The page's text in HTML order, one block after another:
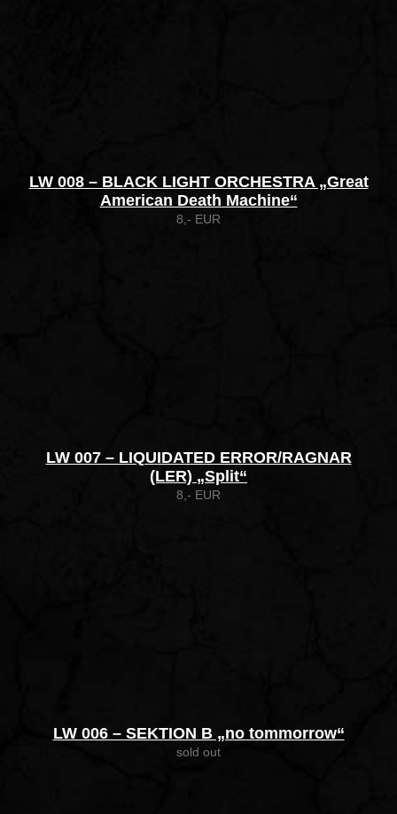
LW 008 – BLACK LIGHT ORCHESTRA „Great
American Death Machine“
8,- EUR
LW 007 – LIQUIDATED ERROR/RAGNAR
(LER) „Split“
8,- EUR
LW 006 – SEKTION B „no tommorrow“
sold out